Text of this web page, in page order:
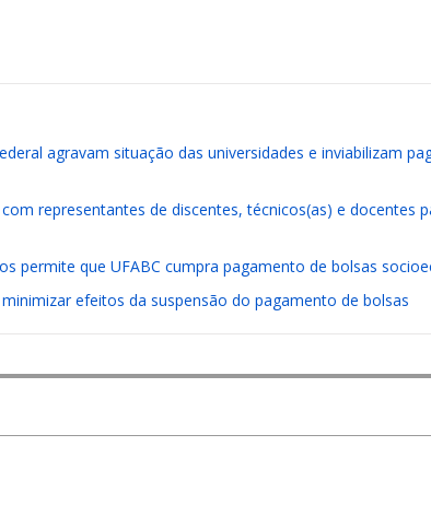
agravam situação das universidades e inviabilizam
representantes de discentes, técnicos(as) e docentes
permite que UFABC cumpra pagamento de bolsas
efeitos da suspensão do pagamento de bolsas